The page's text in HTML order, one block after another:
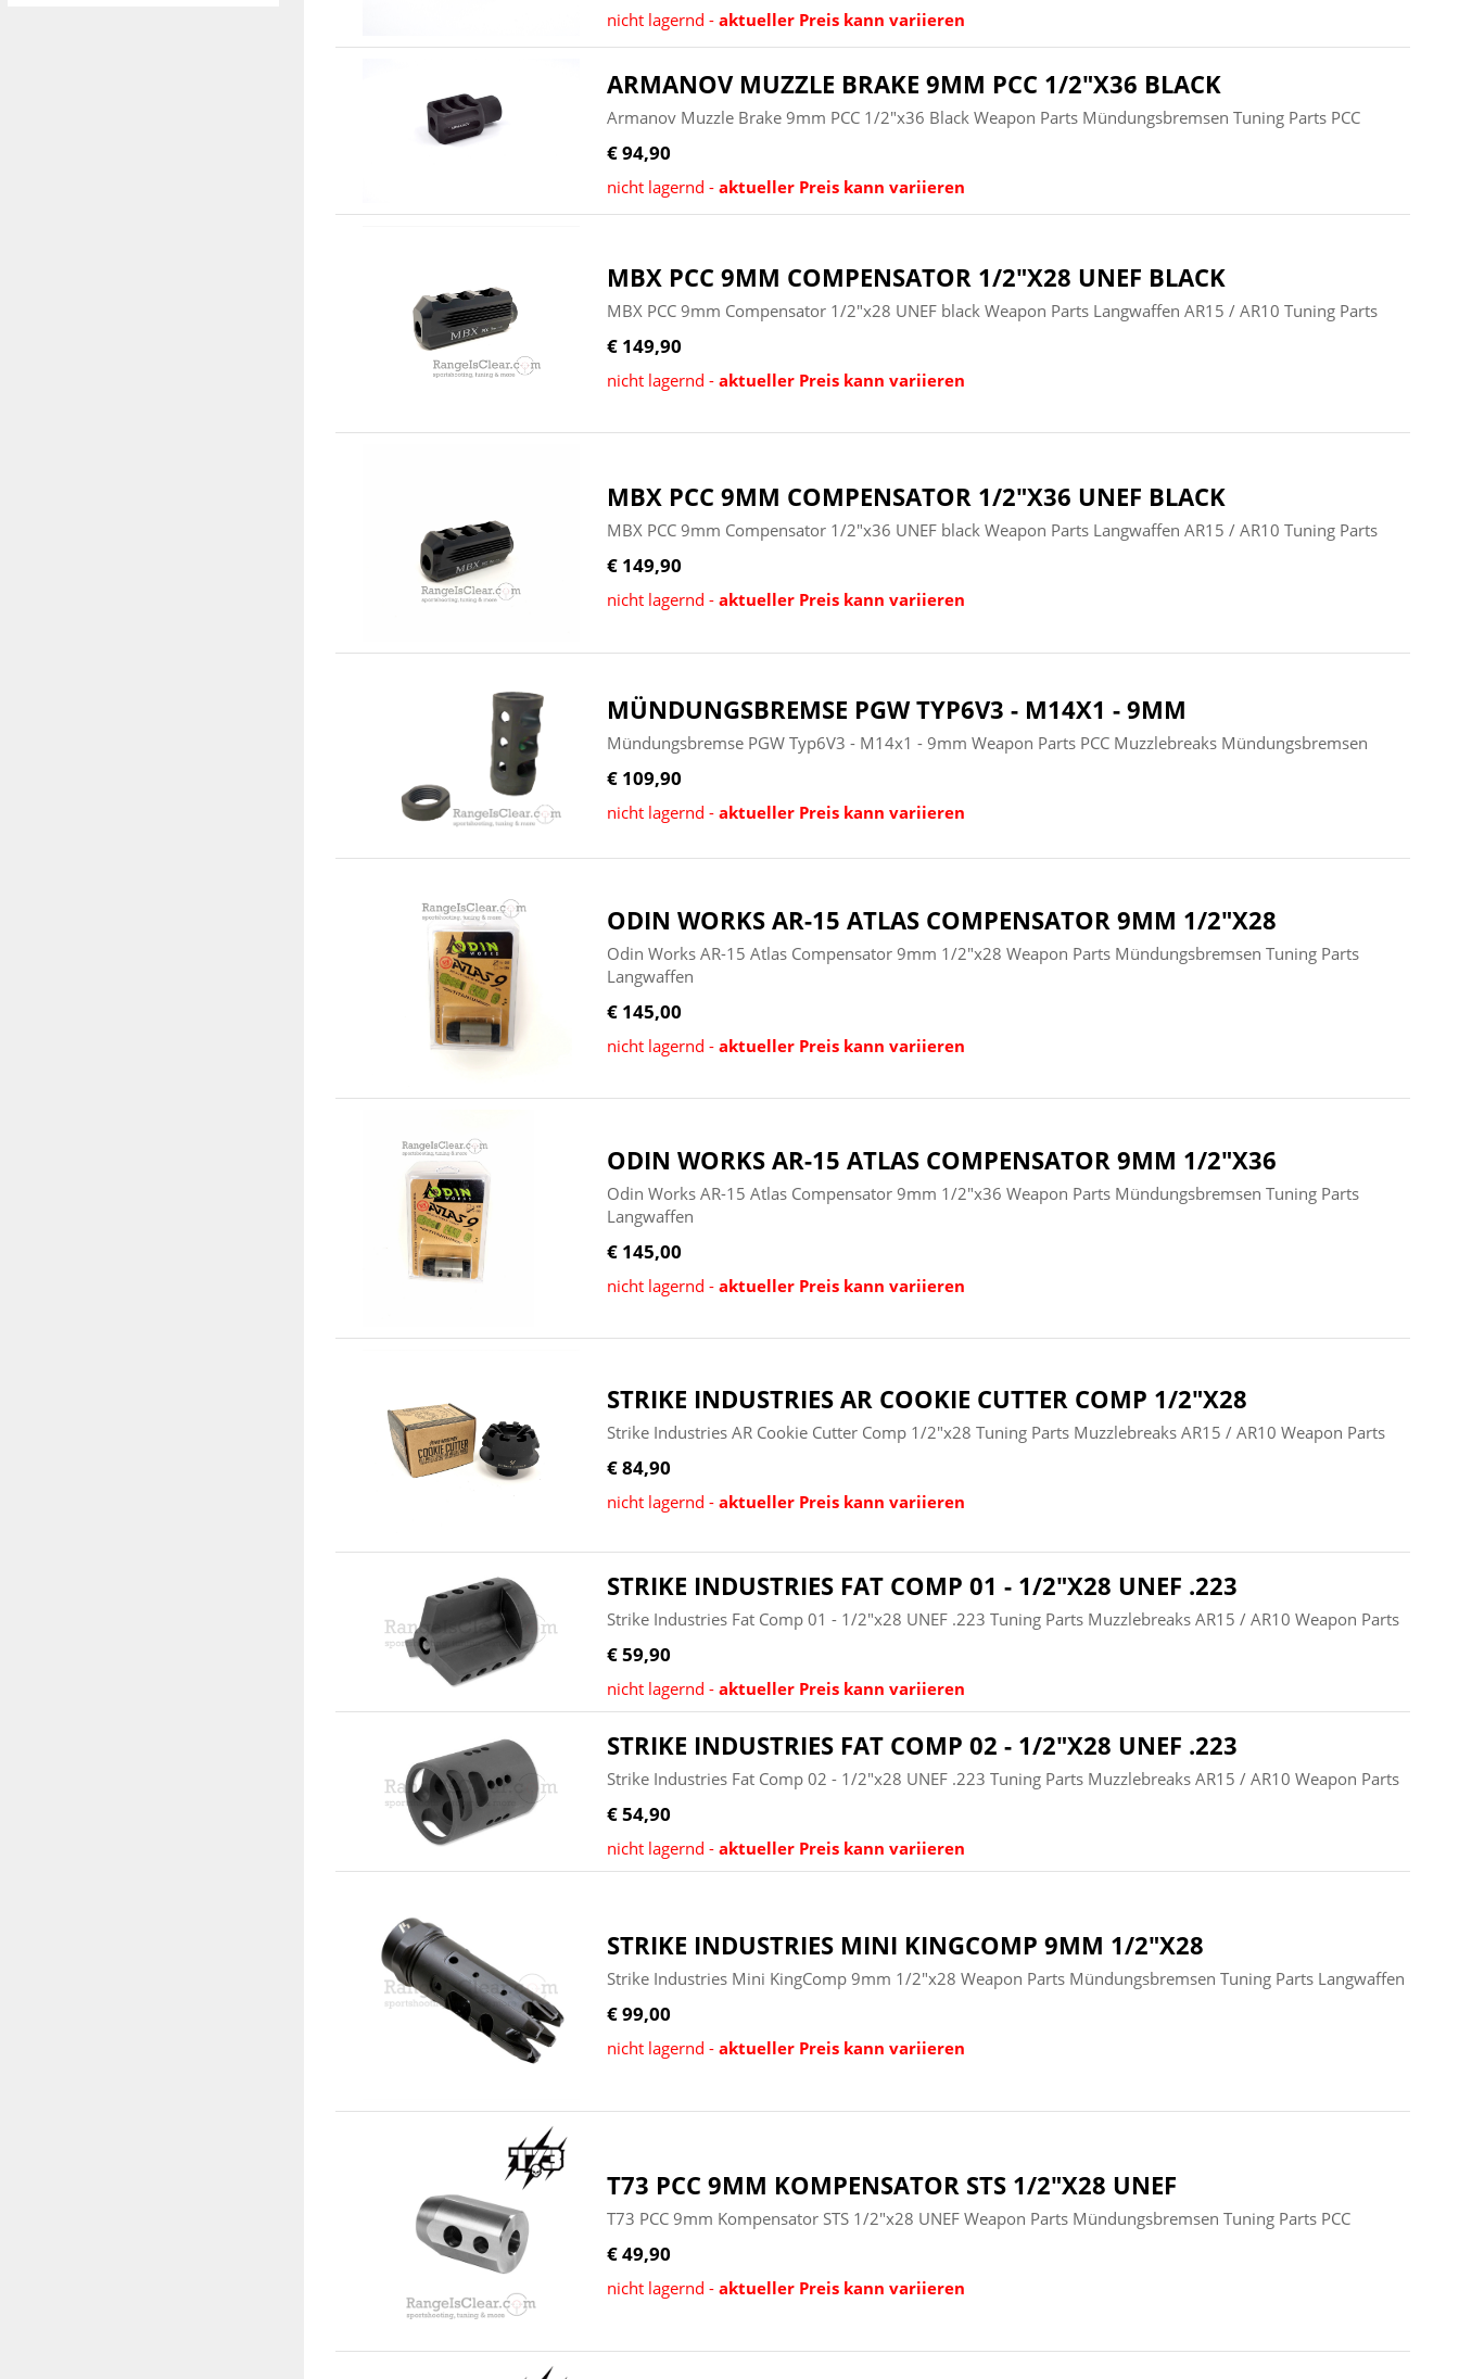
nicht lagernd - aktueller Preis kann variieren
ARMANOV MUZZLE BRAKE 9MM PCC 1/2"X36 BLACK
Armanov Muzzle Brake 9mm PCC 1/2"x36 Black Weapon Parts Mündungsbremsen Tuning Parts PCC
€ 94,90
nicht lagernd - aktueller Preis kann variieren
MBX PCC 9MM COMPENSATOR 1/2"X28 UNEF BLACK
MBX PCC 9mm Compensator 1/2"x28 UNEF black Weapon Parts Langwaffen AR15 / AR10 Tuning Parts
€ 149,90
nicht lagernd - aktueller Preis kann variieren
MBX PCC 9MM COMPENSATOR 1/2"X36 UNEF BLACK
MBX PCC 9mm Compensator 1/2"x36 UNEF black Weapon Parts Langwaffen AR15 / AR10 Tuning Parts
€ 149,90
nicht lagernd - aktueller Preis kann variieren
MÜNDUNGSBREMSE PGW TYP6V3 - M14X1 - 9MM
Mündungsbremse PGW Typ6V3 - M14x1 - 9mm Weapon Parts PCC Muzzlebreaks Mündungsbremsen
€ 109,90
nicht lagernd - aktueller Preis kann variieren
ODIN WORKS AR-15 ATLAS COMPENSATOR 9MM 1/2"X28
Odin Works AR-15 Atlas Compensator 9mm 1/2"x28 Weapon Parts Mündungsbremsen Tuning Parts
Langwaffen
€ 145,00
nicht lagernd - aktueller Preis kann variieren
ODIN WORKS AR-15 ATLAS COMPENSATOR 9MM 1/2"X36
Odin Works AR-15 Atlas Compensator 9mm 1/2"x36 Weapon Parts Mündungsbremsen Tuning Parts
Langwaffen
€ 145,00
nicht lagernd - aktueller Preis kann variieren
STRIKE INDUSTRIES AR COOKIE CUTTER COMP 1/2"X28
Strike Industries AR Cookie Cutter Comp 1/2"x28 Tuning Parts Muzzlebreaks AR15 / AR10 Weapon Parts
€ 84,90
nicht lagernd - aktueller Preis kann variieren
STRIKE INDUSTRIES FAT COMP 01 - 1/2"X28 UNEF .223
Strike Industries Fat Comp 01 - 1/2"x28 UNEF .223 Tuning Parts Muzzlebreaks AR15 / AR10 Weapon Parts
€ 59,90
nicht lagernd - aktueller Preis kann variieren
STRIKE INDUSTRIES FAT COMP 02 - 1/2"X28 UNEF .223
Strike Industries Fat Comp 02 - 1/2"x28 UNEF .223 Tuning Parts Muzzlebreaks AR15 / AR10 Weapon Parts
€ 54,90
nicht lagernd - aktueller Preis kann variieren
STRIKE INDUSTRIES MINI KINGCOMP 9MM 1/2"X28
Strike Industries Mini KingComp 9mm 1/2"x28 Weapon Parts Mündungsbremsen Tuning Parts Langwaffen
€ 99,00
nicht lagernd - aktueller Preis kann variieren
T73 PCC 9MM KOMPENSATOR STS 1/2"X28 UNEF
T73 PCC 9mm Kompensator STS 1/2"x28 UNEF Weapon Parts Mündungsbremsen Tuning Parts PCC
€ 49,90
nicht lagernd - aktueller Preis kann variieren